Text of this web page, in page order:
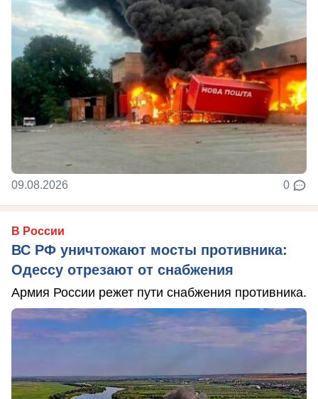
09.08.2026 0
В России
ВС РФ уничтожают мосты противника:
Одессу отрезают от снабжения
Армия России режет пути снабжения противника.